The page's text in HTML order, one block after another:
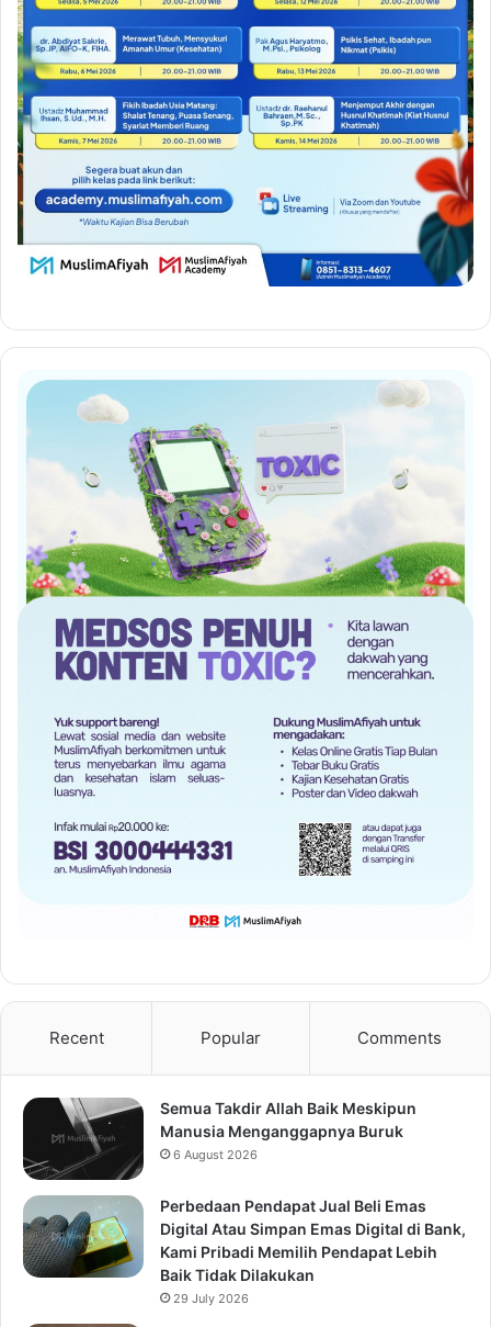
Recent Popular Comments
Semua Takdir Allah Baik Meskipun
Manusia Menganggapnya Buruk
6 August 2026
Perbedaan Pendapat Jual Beli Emas
Digital Atau Simpan Emas Digital di Bank,
Kami Pribadi Memilih Pendapat Lebih
Baik Tidak Dilakukan
29 July 2026